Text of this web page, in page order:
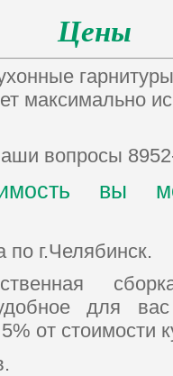
Цены
максимально
вопросы
вы
по г.Челябинск.
для
от стоимости